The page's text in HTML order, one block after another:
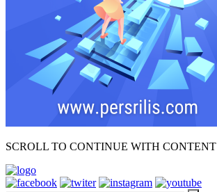
SCROLL TO CONTINUE WITH CONTENT